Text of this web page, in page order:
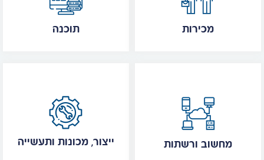
תוכנה מכירות
ייצור, מכונות ותעשייה מחשוב ורשתות